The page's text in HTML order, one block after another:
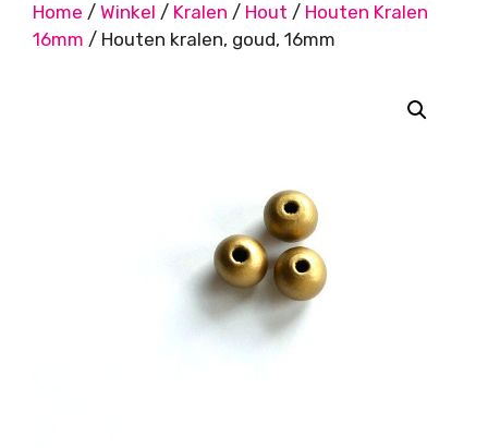
Home / Winkel / Kralen / Hout / Houten Kralen
16mm / Houten kralen, goud, 16mm